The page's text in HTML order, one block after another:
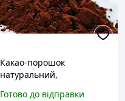
Какао-порошок
натуральний,
Готово до відправки